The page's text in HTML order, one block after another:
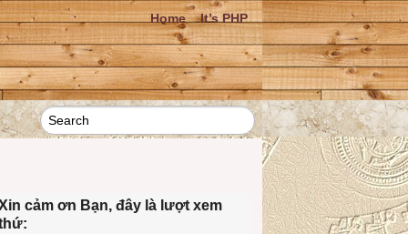
Home It’s PHP
cảm ơn Bạn, đây là lượt xem